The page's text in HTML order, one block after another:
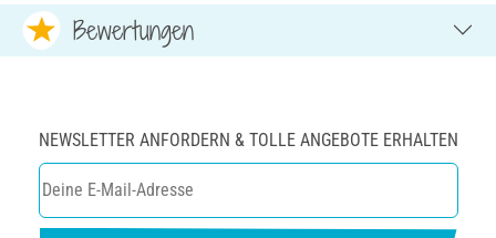
Bewertungen
NEWSLETTER ANFORDERN & TOLLE ANGEBOTE ERHALTEN